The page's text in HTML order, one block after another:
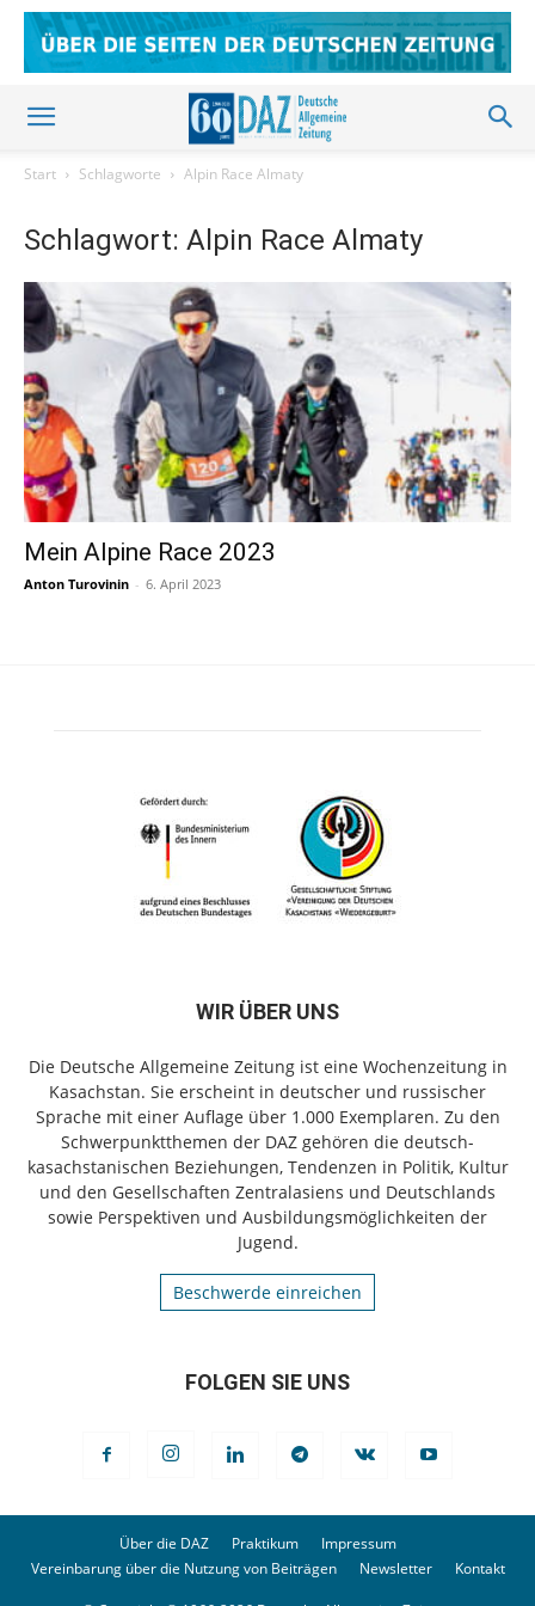
Start Schlagworte Alpin Race Almaty
Schlagwort: Alpin Race Almaty
Mein Alpine Race 2023
Anton Turovinin - 6. April 2023
WIR ÜBER UNS
Die Deutsche Allgemeine Zeitung ist eine Wochenzeitung in
Kasachstan. Sie erscheint in deutscher und russischer
Sprache mit einer Auflage über 1.000 Exemplaren. Zu den
Schwerpunktthemen der DAZ gehören die deutsch-
kasachstanischen Beziehungen, Tendenzen in Politik, Kultur
und den Gesellschaften Zentralasiens und Deutschlands
sowie Perspektiven und Ausbildungsmöglichkeiten der
Jugend.
Beschwerde einreichen
FOLGEN SIE UNS
Über die DAZ Praktikum
Impressum
Vereinbarung über die Nutzung von Beiträgen
Newsletter Kontakt